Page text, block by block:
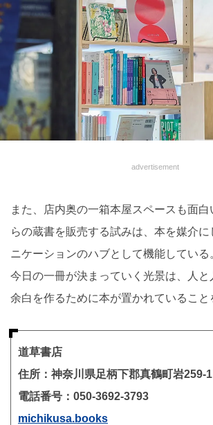
advertisement
また、店内奥の一箱本屋スペースも面
らの蔵書を販売する試みは、本を媒介に
ニケーションのハブとして機能してい
今日の一冊が決まっていく光景は、人と
余白を作るために本が置かれていること
道草書店
住所：神奈川県足柄下郡真鶴町岩259-1
電話番号：050-3692-3793
michikusa.books